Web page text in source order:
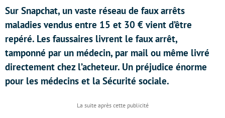
Sur Snapchat, un vaste réseau de faux arrêts
maladies vendus entre 15 et 30 € vient d’être
repéré. Les faussaires livrent le faux arrêt,
tamponné par un médecin, par mail ou même livré
directement chez l’acheteur. Un préjudice énorme
pour les médecins et la Sécurité sociale.